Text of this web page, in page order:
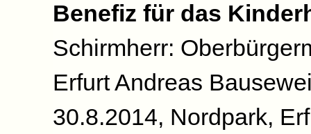
Benefiz für das
Schirmherr:
Erfurt Andreas
30.8.2014, Nordpark,